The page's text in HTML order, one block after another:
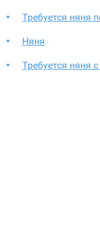
Требуется няня
Няня
Требуется няня